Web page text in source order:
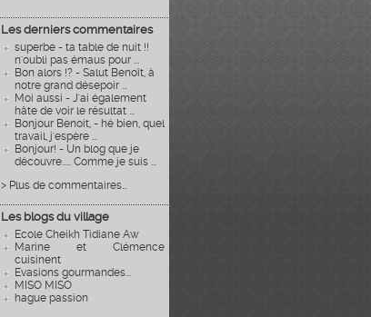
Les derniers commentaires
superbe - ta table de nuit !!
n'oubli pas émaus pour ...
Bon alors !? - Salut Benoît, à
notre grand désepoir ...
Moi aussi - J'ai également
hâte de voir le résultat ...
Bonjour Benoit, - hé bien, quel
travail, j'espère ...
Bonjour! - Un blog que je
découvre..... Comme je suis ...
> Plus de commentaires...
Les blogs du village
Ecole Cheikh Tidiane Aw
Marine et Clémence
cuisinent
Evasions gourmandes...
MISO MISO
hague passion